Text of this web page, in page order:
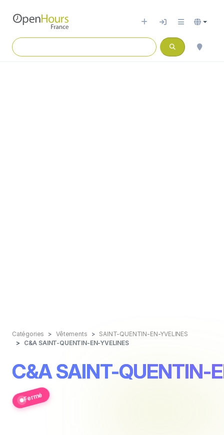
Catégories Vêtements
SAINT-QUENTIN-EN-YVELINES
C&A SAINT-QUENTIN-EN-YVELINES
C&A SAINT-QUENTIN-
Fermé